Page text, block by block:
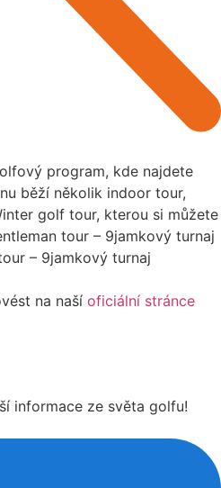
program, kde najdete
běží několik indoor tour,
golf tour, kterou si můžete
tour – 9jamkový turnaj
– 9jamkový turnaj
na naší oficiální stránce
informace ze světa golfu!